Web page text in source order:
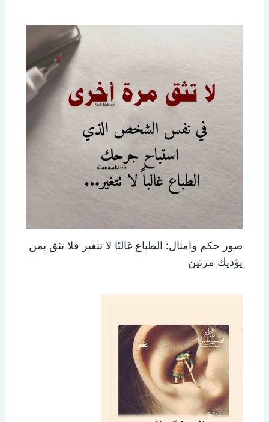
صور حكم وامثال: الطباع غالبًا لا تتغير فلا تثق بمن
يؤذيك مرتين